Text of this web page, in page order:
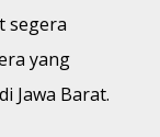
segera
yang
Jawa Barat.